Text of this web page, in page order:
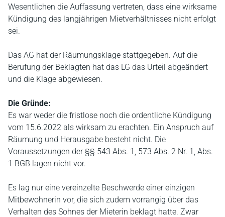
Wesentlichen die Auffassung vertreten, dass eine wirksame
Kündigung des langjährigen Mietverhältnisses nicht erfolgt
sei.
Das AG hat der Räumungsklage stattgegeben. Auf die
Berufung der Beklagten hat das LG das Urteil abgeändert
und die Klage abgewiesen.
Die Gründe:
Es war weder die fristlose noch die ordentliche Kündigung
vom 15.6.2022 als wirksam zu erachten. Ein Anspruch auf
Räumung und Herausgabe besteht nicht. Die
Voraussetzungen der §§ 543 Abs. 1, 573 Abs. 2 Nr. 1, Abs.
1 BGB lagen nicht vor.
Es lag nur eine vereinzelte Beschwerde einer einzigen
Mitbewohnerin vor, die sich zudem vorrangig über das
Verhalten des Sohnes der Mieterin beklagt hatte. Zwar